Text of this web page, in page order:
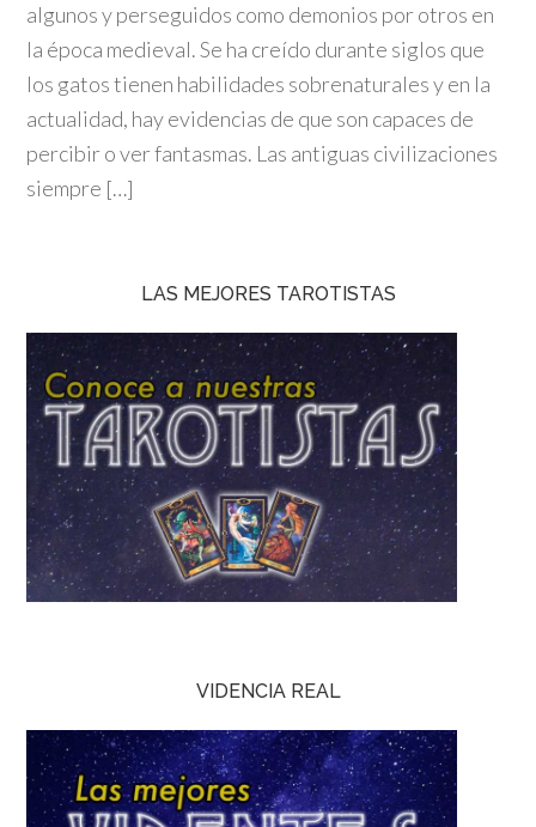
algunos y perseguidos como demonios por otros en
la época medieval. Se ha creído durante siglos que
los gatos tienen habilidades sobrenaturales y en la
actualidad, hay evidencias de que son capaces de
percibir o ver fantasmas. Las antiguas civilizaciones
siempre […]
LAS MEJORES TAROTISTAS
VIDENCIA REAL